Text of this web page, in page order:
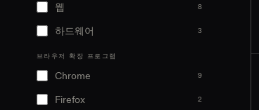
웹 8
하드웨어 3
브라우저 확장 프로그램
Chrome 9
Firefox 2